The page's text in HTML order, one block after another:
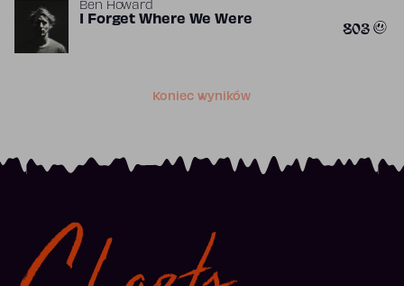
Ben Howard
I Forget Where We Were 803
Koniec wyników